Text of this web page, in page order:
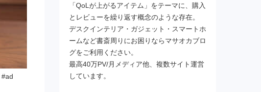
「QoLが上がるアイテム」をテーマに、購入
とレビューを繰り返す概念のような存在。
デスクインテリア・ガジェット・スマートホ
ームなど書斎周りにお困りならマサオカブロ
グをご利用ください。
最高40万PV/月メディア他、複数サイト運営
しています。